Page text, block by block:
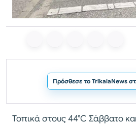
Πρόσθεσε το TrikalaNews
Τοπικά στους 44°C Σάββατο